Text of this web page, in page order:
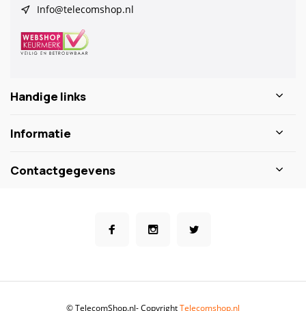
Info@telecomshop.nl
Handige links
Informatie
Contactgegevens
© TelecomShop.nl- CopyrightTelecomshop.nl